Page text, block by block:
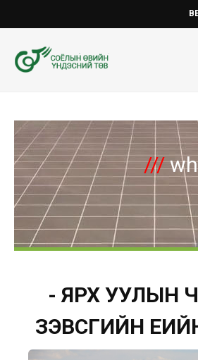
///
- ЯРХ УУЛЫН
ЗЭВСГИЙН